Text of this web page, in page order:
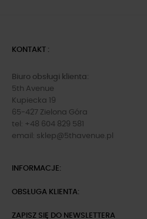
KONTAKT :
Biuro obsługi klienta:
5th Avenue
Kupiecka 19
65-427 Zielona Góra
tel: +48 604 829 581
email: sklep@5thavenue.pl
INFORMACJE:
OBSŁUGA KLIENTA:
ZAPISZ SIĘ DO NEWSLETTERA